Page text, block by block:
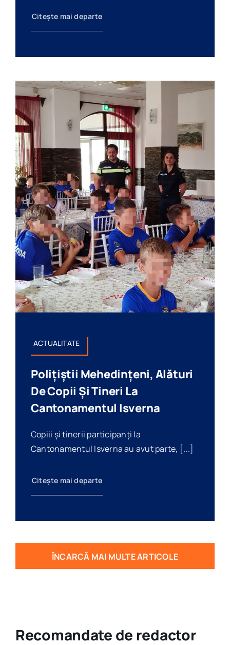
Citește mai departe
ACTUALITATE
Polițiștii Mehedințeni, Alături
De Copii Și Tineri La
Cantonamentul Isverna
Copiii și tinerii participanți la
Cantonamentul Isverna au avut parte, [...]
Citește mai departe
ÎNCARCĂ MAI MULTE ARTICOLE
Recomandate de redactor